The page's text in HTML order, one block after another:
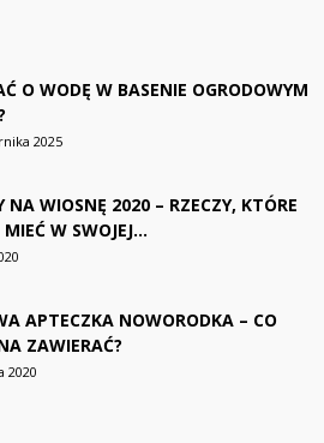
O WODĘ W BASENIE OGRODOWYM
2025
NA WIOSNĘ 2020 – RZECZY, KTÓRE
W SWOJEJ...
APTECZKA NOWORODKA – CO
ZAWIERAĆ?
2020